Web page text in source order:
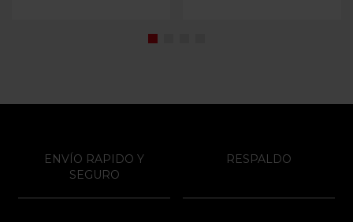
ENVÍO RAPIDO Y
SEGURO
RESPALDO